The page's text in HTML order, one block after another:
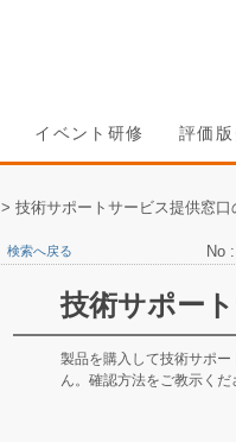
イベント研修 評価
> 技術サポートサービス提供窓口
検索へ戻る No
技術サポー
製品を購入して技術サポ
ん。確認方法をご教示くだ